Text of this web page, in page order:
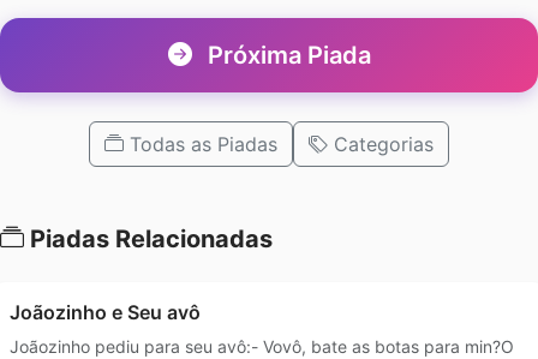
Próxima Piada
Todas as Piadas Categorias
Piadas Relacionadas
Joãozinho e Seu avô
Joãozinho pediu para seu avô:- Vovô, bate as botas para min?O